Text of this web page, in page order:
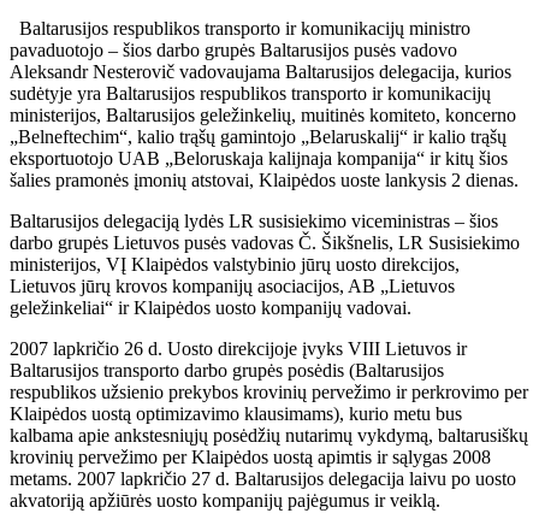
Baltarusijos respublikos transporto ir komunikacijų ministro
pavaduotojo – šios darbo grupės Baltarusijos pusės vadovo
Aleksandr Nesterovič vadovaujama Baltarusijos delegacija, kurios
sudėtyje yra Baltarusijos respublikos transporto ir komunikacijų
ministerijos, Baltarusijos geležinkelių, muitinės komiteto, koncerno
„Belneftechim“, kalio trąšų gamintojo „Belaruskalij“ ir kalio trąšų
eksportuotojo UAB „Beloruskaja kalijnaja kompanija“ ir kitų šios
šalies pramonės įmonių atstovai, Klaipėdos uoste lankysis 2 dienas.
Baltarusijos delegaciją lydės LR susisiekimo viceministras – šios
darbo grupės Lietuvos pusės vadovas Č. Šikšnelis, LR Susisiekimo
ministerijos, VĮ Klaipėdos valstybinio jūrų uosto direkcijos,
Lietuvos jūrų krovos kompanijų asociacijos, AB „Lietuvos
geležinkeliai“ ir Klaipėdos uosto kompanijų vadovai.
2007 lapkričio 26 d. Uosto direkcijoje įvyks VIII Lietuvos ir
Baltarusijos transporto darbo grupės posėdis (Baltarusijos
respublikos užsienio prekybos krovinių pervežimo ir perkrovimo per
Klaipėdos uostą optimizavimo klausimams), kurio metu bus
kalbama apie ankstesniųjų posėdžių nutarimų vykdymą, baltarusiškų
krovinių pervežimo per Klaipėdos uostą apimtis ir sąlygas 2008
metams. 2007 lapkričio 27 d. Baltarusijos delegacija laivu po uosto
akvatoriją apžiūrės uosto kompanijų pajėgumus ir veiklą.